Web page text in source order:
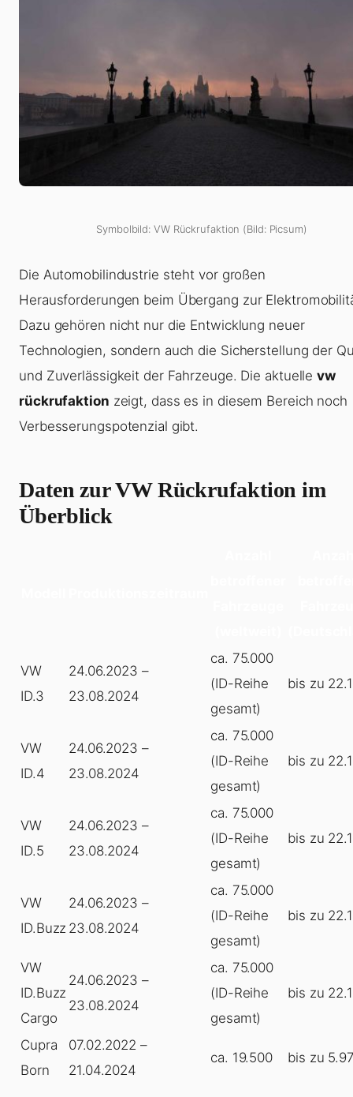
Symbolbild: VW Rückrufaktion (Bild: Picsum)
Die Automobilindustrie steht vor großen
Herausforderungen beim Übergang zur
Dazu gehören nicht nur die Entwicklung neuer
Technologien, sondern auch die Sicherstellung der
und Zuverlässigkeit der Fahrzeuge. Die aktuellevw
rückrufaktion zeigt, dass es in diesem Bereich noch
Verbesserungspotenzial gibt.
Daten zur VW Rückrufaktion im
Überblick
VW
ID.3
24.06.2023 –
23.08.2024
ca. 75.000
(ID-Reihe
gesamt)
bis zu
VW
ID.4
24.06.2023 –
23.08.2024
ca. 75.000
(ID-Reihe
gesamt)
bis zu
VW
ID.5
24.06.2023 –
23.08.2024
ca. 75.000
(ID-Reihe
gesamt)
bis zu
VW
ID.Buzz
24.06.2023 –
23.08.2024
ca. 75.000
(ID-Reihe
gesamt)
bis zu
VW
ID.Buzz
Cargo
24.06.2023 –
23.08.2024
ca. 75.000
(ID-Reihe
gesamt)
bis zu
Cupra
Born
07.02.2022 –
21.04.2024
ca. 19.500 bis zu